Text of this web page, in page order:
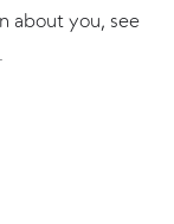
about you, see
.